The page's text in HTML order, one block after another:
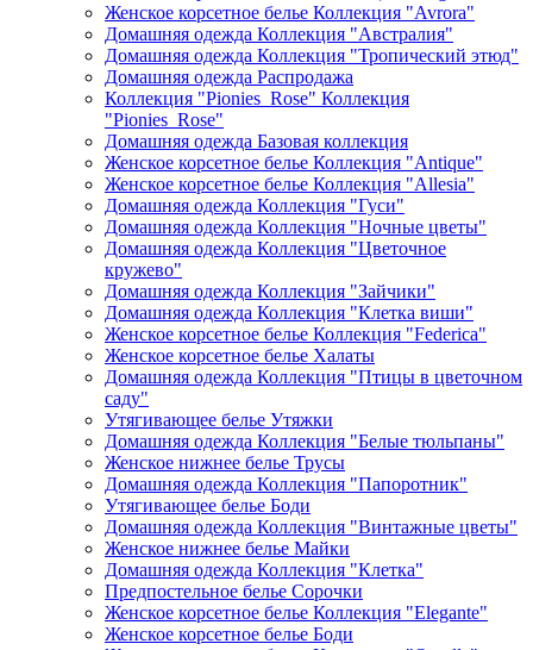
Женское корсетное белье Коллекция "Avrora"
Домашняя одежда Коллекция "Австралия"
Домашняя одежда Коллекция "Тропический этюд"
Домашняя одежда Распродажа
Коллекция "Pionies_Rose" Коллекция
"Pionies_Rose"
Домашняя одежда Базовая коллекция
Женское корсетное белье Коллекция "Antique"
Женское корсетное белье Коллекция "Allesia"
Домашняя одежда Коллекция "Гуси"
Домашняя одежда Коллекция "Ночные цветы"
Домашняя одежда Коллекция "Цветочное
кружево"
Домашняя одежда Коллекция "Зайчики"
Домашняя одежда Коллекция "Клетка виши"
Женское корсетное белье Коллекция "Federica"
Женское корсетное белье Халаты
Домашняя одежда Коллекция "Птицы в цветочном
саду"
Утягивающее белье Утяжки
Домашняя одежда Коллекция "Белые тюльпаны"
Женское нижнее белье Трусы
Домашняя одежда Коллекция "Папоротник"
Утягивающее белье Боди
Домашняя одежда Коллекция "Винтажные цветы"
Женское нижнее белье Майки
Домашняя одежда Коллекция "Клетка"
Предпостельное белье Сорочки
Женское корсетное белье Коллекция "Elegante"
Женское корсетное белье Боди